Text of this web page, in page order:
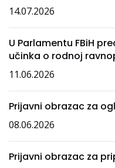
14.07.2026
U Parlamentu FBiH
učinka o rodnoj
11.06.2026
Prijavni obrazac za
08.06.2026
Prijavni obrazac za